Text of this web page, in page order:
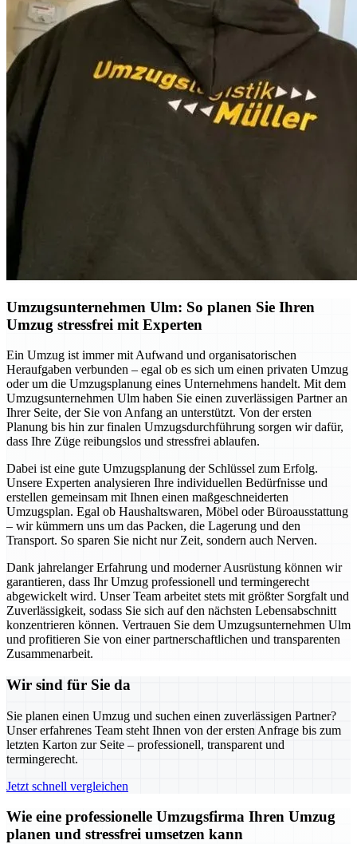
Umzugsunternehmen Ulm: So planen Sie Ihren
Umzug stressfrei mit Experten
Ein Umzug ist immer mit Aufwand und organisatorischen
Heraufgaben verbunden – egal ob es sich um einen privaten Umzug
oder um die Umzugsplanung eines Unternehmens handelt. Mit dem
Umzugsunternehmen Ulm haben Sie einen zuverlässigen Partner an
Ihrer Seite, der Sie von Anfang an unterstützt. Von der ersten
Planung bis hin zur finalen Umzugsdurchführung sorgen wir dafür,
dass Ihre Züge reibungslos und stressfrei ablaufen.
Dabei ist eine gute Umzugsplanung der Schlüssel zum Erfolg.
Unsere Experten analysieren Ihre individuellen Bedürfnisse und
erstellen gemeinsam mit Ihnen einen maßgeschneiderten
Umzugsplan. Egal ob Haushaltswaren, Möbel oder Büroausstattung
– wir kümmern uns um das Packen, die Lagerung und den
Transport. So sparen Sie nicht nur Zeit, sondern auch Nerven.
Dank jahrelanger Erfahrung und moderner Ausrüstung können wir
garantieren, dass Ihr Umzug professionell und termingerecht
abgewickelt wird. Unser Team arbeitet stets mit größter Sorgfalt und
Zuverlässigkeit, sodass Sie sich auf den nächsten Lebensabschnitt
konzentrieren können. Vertrauen Sie dem Umzugsunternehmen Ulm
und profitieren Sie von einer partnerschaftlichen und transparenten
Zusammenarbeit.
Wir sind für Sie da
Sie planen einen Umzug und suchen einen zuverlässigen Partner?
Unser erfahrenes Team steht Ihnen von der ersten Anfrage bis zum
letzten Karton zur Seite – professionell, transparent und
termingerecht.
Jetzt schnell vergleichen
Wie eine professionelle Umzugsfirma Ihren Umzug
planen und stressfrei umsetzen kann